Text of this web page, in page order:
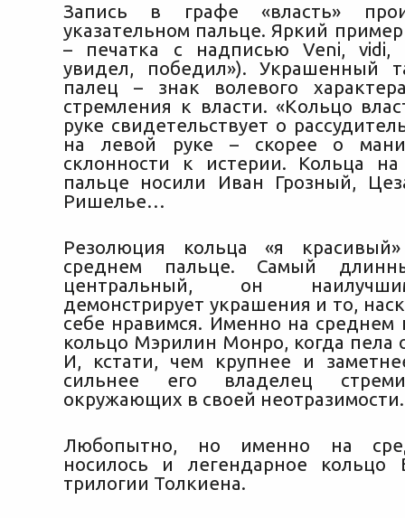
Запись в графе «власть»
указательном пальце. Яркий пример
– печатка с надписью Veni, vidi,
увидел, победил»). Украшенный
палец – знак волевого
стремления к власти. «Кольцо
руке свидетельствует о
на левой руке – скорее о
склонности к истерии. Кольца на
пальце носили Иван Грозный,
Ришелье…
Резолюция кольца «я
среднем пальце. Самый
центральный, он
демонстрирует украшения и то,
себе нравимся. Именно на среднем
кольцо Мэрилин Монро, когда пела
И, кстати, чем крупнее и
сильнее его владелец
окружающих в своей неотразимости.
Любопытно, но именно на
носилось и легендарное кольцо
трилогии Толкиена.